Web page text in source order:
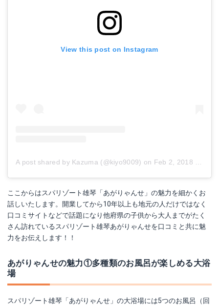
View this post on Instagram
A post shared by Kazuma (@kiyo9009) on Feb 2, 2018 at 7:14pm PST
ここからはスパリゾート雄琴「あがりゃんせ」の魅力を細かくお
話しいたします。開業してから10年以上も地元の人だけではなく
口コミサイトなどで話題になり他府県の子供から大人までがたく
さん訪れているスパリゾート雄琴あがりゃんせを口コミと共に魅
力をお伝えします！！
あがりゃんせの魅力①多種類のお風呂が楽しめる大浴
場
スパリゾート雄琴「あがりゃんせ」の大浴場には5つのお風呂（回